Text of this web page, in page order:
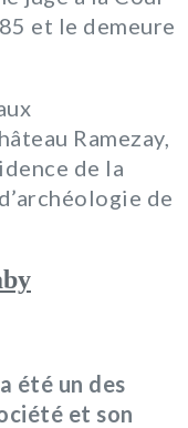
et le demeure
Ramezay,
de la
de
été un des
et son